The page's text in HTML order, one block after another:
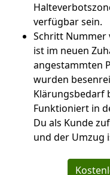
verfügbar sein.
Schritt Nummer
ist im neuen
angestammten
wurden
Klärungsbedarf
Funktioniert in
Du als Kunde
und der Umzug